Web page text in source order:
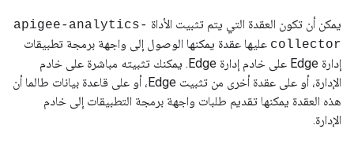
يمكن أن تكون العقدة التي يتم تثبيت الأداة apigee-analytics-
collector عليها عقدة يمكنها الوصول إلى واجهة برمجة تطبيقات
إدارة Edge على خادم إدارة Edge. يمكنك تثبيته مباشرة على خادم
الإدارة، أو على عقدة أخرى من تثبيت Edge، أو على قاعدة بيانات طالما أن
هذه العقدة يمكنها تقديم طلبات واجهة برمجة التطبيقات إلى خادم
الإدارة.